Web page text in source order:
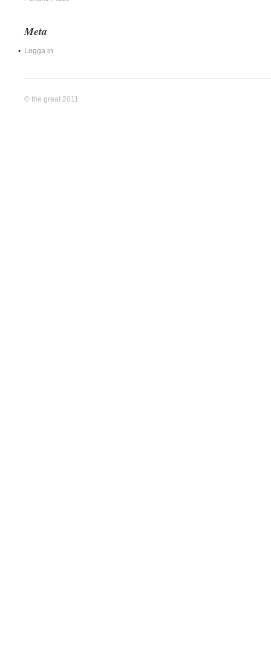
Meta
Logga in
© the great 2011